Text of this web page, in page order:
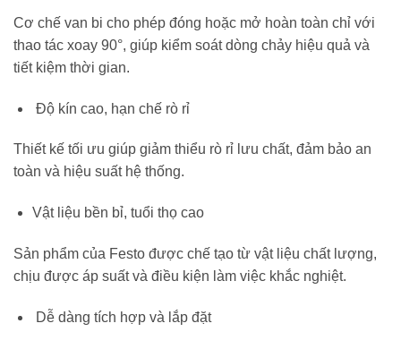
Cơ chế van bi cho phép đóng hoặc mở hoàn toàn chỉ với
thao tác xoay 90°, giúp kiểm soát dòng chảy hiệu quả và
tiết kiệm thời gian.
Độ kín cao, hạn chế rò rỉ
Thiết kế tối ưu giúp giảm thiểu rò rỉ lưu chất, đảm bảo an
toàn và hiệu suất hệ thống.
Vật liệu bền bỉ, tuổi thọ cao
Sản phẩm của Festo được chế tạo từ vật liệu chất lượng,
chịu được áp suất và điều kiện làm việc khắc nghiệt.
Dễ dàng tích hợp và lắp đặt